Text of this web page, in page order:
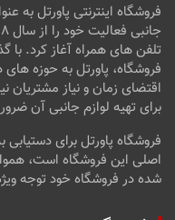
فروشگاه اینترنتی پاورتل
تلفن های همراه آغاز کرد.
فروشگاه، پاورتل به حوزه
اقتضای زمان و نیاز
برای تهیه لوازم جانبی آن
فروشگاه پاورتل برای
اصلی این فروشگاه است،
شده در فروشگاه خود توجه